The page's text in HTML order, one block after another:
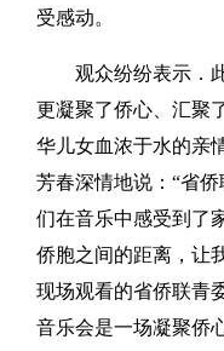
受感动。
观众纷纷表示．
更凝聚了侨心、汇聚
华儿女血浓于水的亲
芳春深情地说：“省
们在音乐中感受到了
侨胞之间的距离，让
现场观看的省侨联青
音乐会是一场凝聚侨